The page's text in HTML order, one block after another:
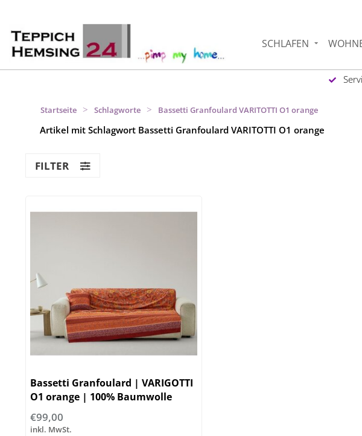
SCHLAFEN
Startseite > Schlagworte > Bassetti Granfoulard VARITOTTI O1 orange
Artikel mit Schlagwort Bassetti Granfoulard VARITOTTI O1 orange
FILTER
Bassetti Granfoulard | VARIGOTTI
O1 orange | 100% Baumwolle
€99,00
inkl. MwSt.